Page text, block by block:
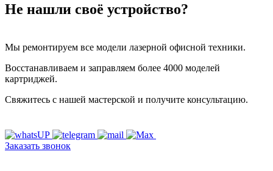
Не нашли своё устройство?
Мы ремонтируем все модели лазерной офисной техники.
Восстанавливаем и заправляем более 4000 моделей
картриджей.
Свяжитесь с нашей мастерской и получите консультацию.
Заказать звонок